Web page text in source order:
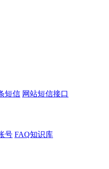
短信 网站短信接口
号 FAQ知识库